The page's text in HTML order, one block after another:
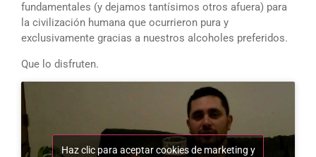
fundamentales (y dejamos tantísimos otros afuera) para
la civilización humana que ocurrieron pura y
exclusivamente gracias a nuestros alcoholes preferidos.
Que lo disfruten.
Haz clic para aceptar cookies de marketing y